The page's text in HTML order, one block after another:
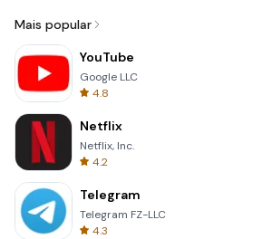
Mais popular
YouTube
Google LLC
4.8
Netflix
Netflix, Inc.
4.2
Telegram
Telegram FZ-LLC
4.3